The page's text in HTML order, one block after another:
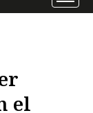
el